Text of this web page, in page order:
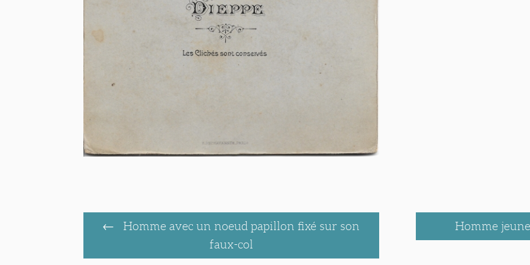
Homme avec un noeud papillon fixé sur son
faux-col
Homme